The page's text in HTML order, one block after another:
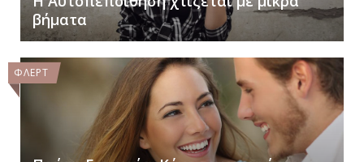
βήματα
ΦΛΕΡΤ